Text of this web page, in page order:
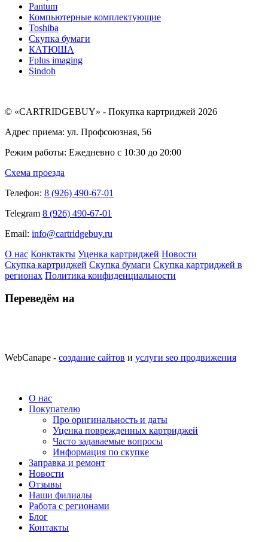
Pantum
Компьютерные комплектующие
Toshiba
Скупка бумаги
КАТЮША
Fplus imaging
Sindoh
© «CARTRIDGEBUY» - Покупка картриджей 2026
Адрес приема: ул. Профсоюзная, 56
Режим работы: Ежедневно с 10:30 до 20:00
Схема проезда
Телефон: 8 (926) 490-67-01
Telegram 8 (926) 490-67-01
Email: info@cartridgebuy.ru
О нас Конктакты Уценка картриджей Новости
Скупка картриджей Скупка бумаги Скупка картриджей в
регионах Политика конфиденциальности
Переведём на
WebCanape - создание сайтов и услуги seo продвижения
О нас
Покупателю
Про оригинальность и даты
Уценка поврежденных картриджей
Часто задаваемые вопросы
Информация по скупке
Заправка и ремонт
Новости
Отзывы
Наши филиалы
Работа с регионами
Блог
Контакты